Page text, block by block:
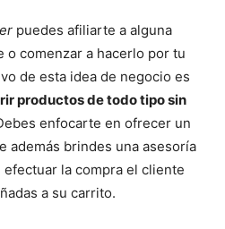
puedes afiliarte a alguna
o comenzar a hacerlo por tu
de esta idea de negocio es
productos de todo tipo sin
enfocarte en ofrecer un
además brindes una asesoría
la compra el cliente
a su carrito.